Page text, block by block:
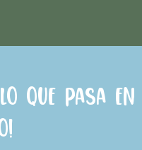
que pasa en